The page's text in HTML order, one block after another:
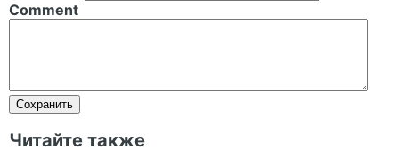
Comment
Читайте также